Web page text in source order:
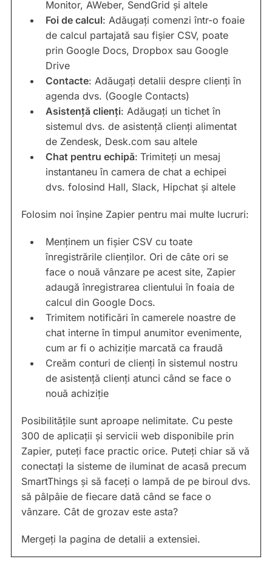
Monitor, AWeber, SendGrid și altele
Foi de calcul: Adăugați comenzi într-o foaie
de calcul partajată sau fișier CSV, poate
prin Google Docs, Dropbox sau Google
Drive
Contacte: Adăugați detalii despre clienți în
agenda dvs. (Google Contacts)
Asistență clienți: Adăugați un tichet în
sistemul dvs. de asistență clienți alimentat
de Zendesk, Desk.com sau altele
Chat pentru echipă: Trimiteți un mesaj
instantaneu în camera de chat a echipei
dvs. folosind Hall, Slack, Hipchat și altele
Folosim noi înșine Zapier pentru mai multe lucruri:
Menținem un fișier CSV cu toate
înregistrările clienților. Ori de câte ori se
face o nouă vânzare pe acest site, Zapier
adaugă înregistrarea clientului în foaia de
calcul din Google Docs.
Trimitem notificări în camerele noastre de
chat interne în timpul anumitor evenimente,
cum ar fi o achiziție marcată ca fraudă
Creăm conturi de clienți în sistemul nostru
de asistență clienți atunci când se face o
nouă achiziție
Posibilitățile sunt aproape nelimitate. Cu peste
300 de aplicații și servicii web disponibile prin
Zapier, puteți face practic orice. Puteți chiar să vă
conectați la sisteme de iluminat de acasă precum
SmartThings și să faceți o lampă de pe biroul dvs.
să pâlpâie de fiecare dată când se face o
vânzare. Cât de grozav este asta?
Mergeți la pagina de detalii a extensiei.